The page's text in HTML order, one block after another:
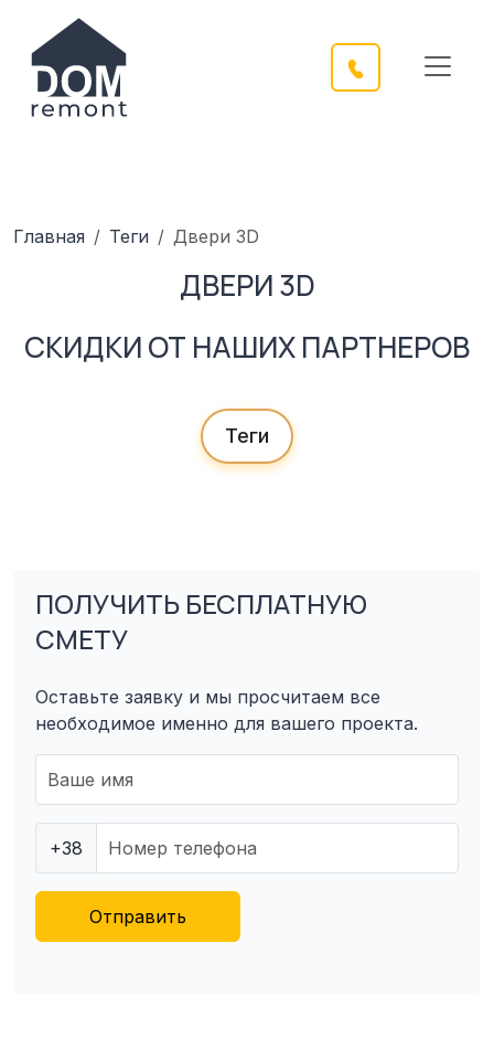
Главная Теги Двери 3D
ДВЕРИ 3D
СКИДКИ ОТ НАШИХ ПАРТНЕРОВ
Теги
ПОЛУЧИТЬ БЕСПЛАТНУЮ
СМЕТУ
Оставьте заявку и мы просчитаем все
необходимое именно для вашего проекта.
+38
Отправить